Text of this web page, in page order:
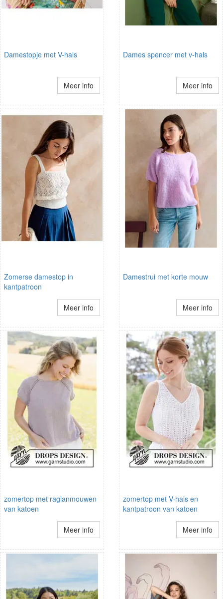
Damestopje met V-hals
Meer info
Dames spencer met v-hals
Meer info
Zomerse damestop in
kantpatroon
Meer info
Damestrui met korte mouw
Meer info
zomertop met raglanmouwen
van katoen
Meer info
zomertop met V-hals en
kantpatroon van katoen
Meer info